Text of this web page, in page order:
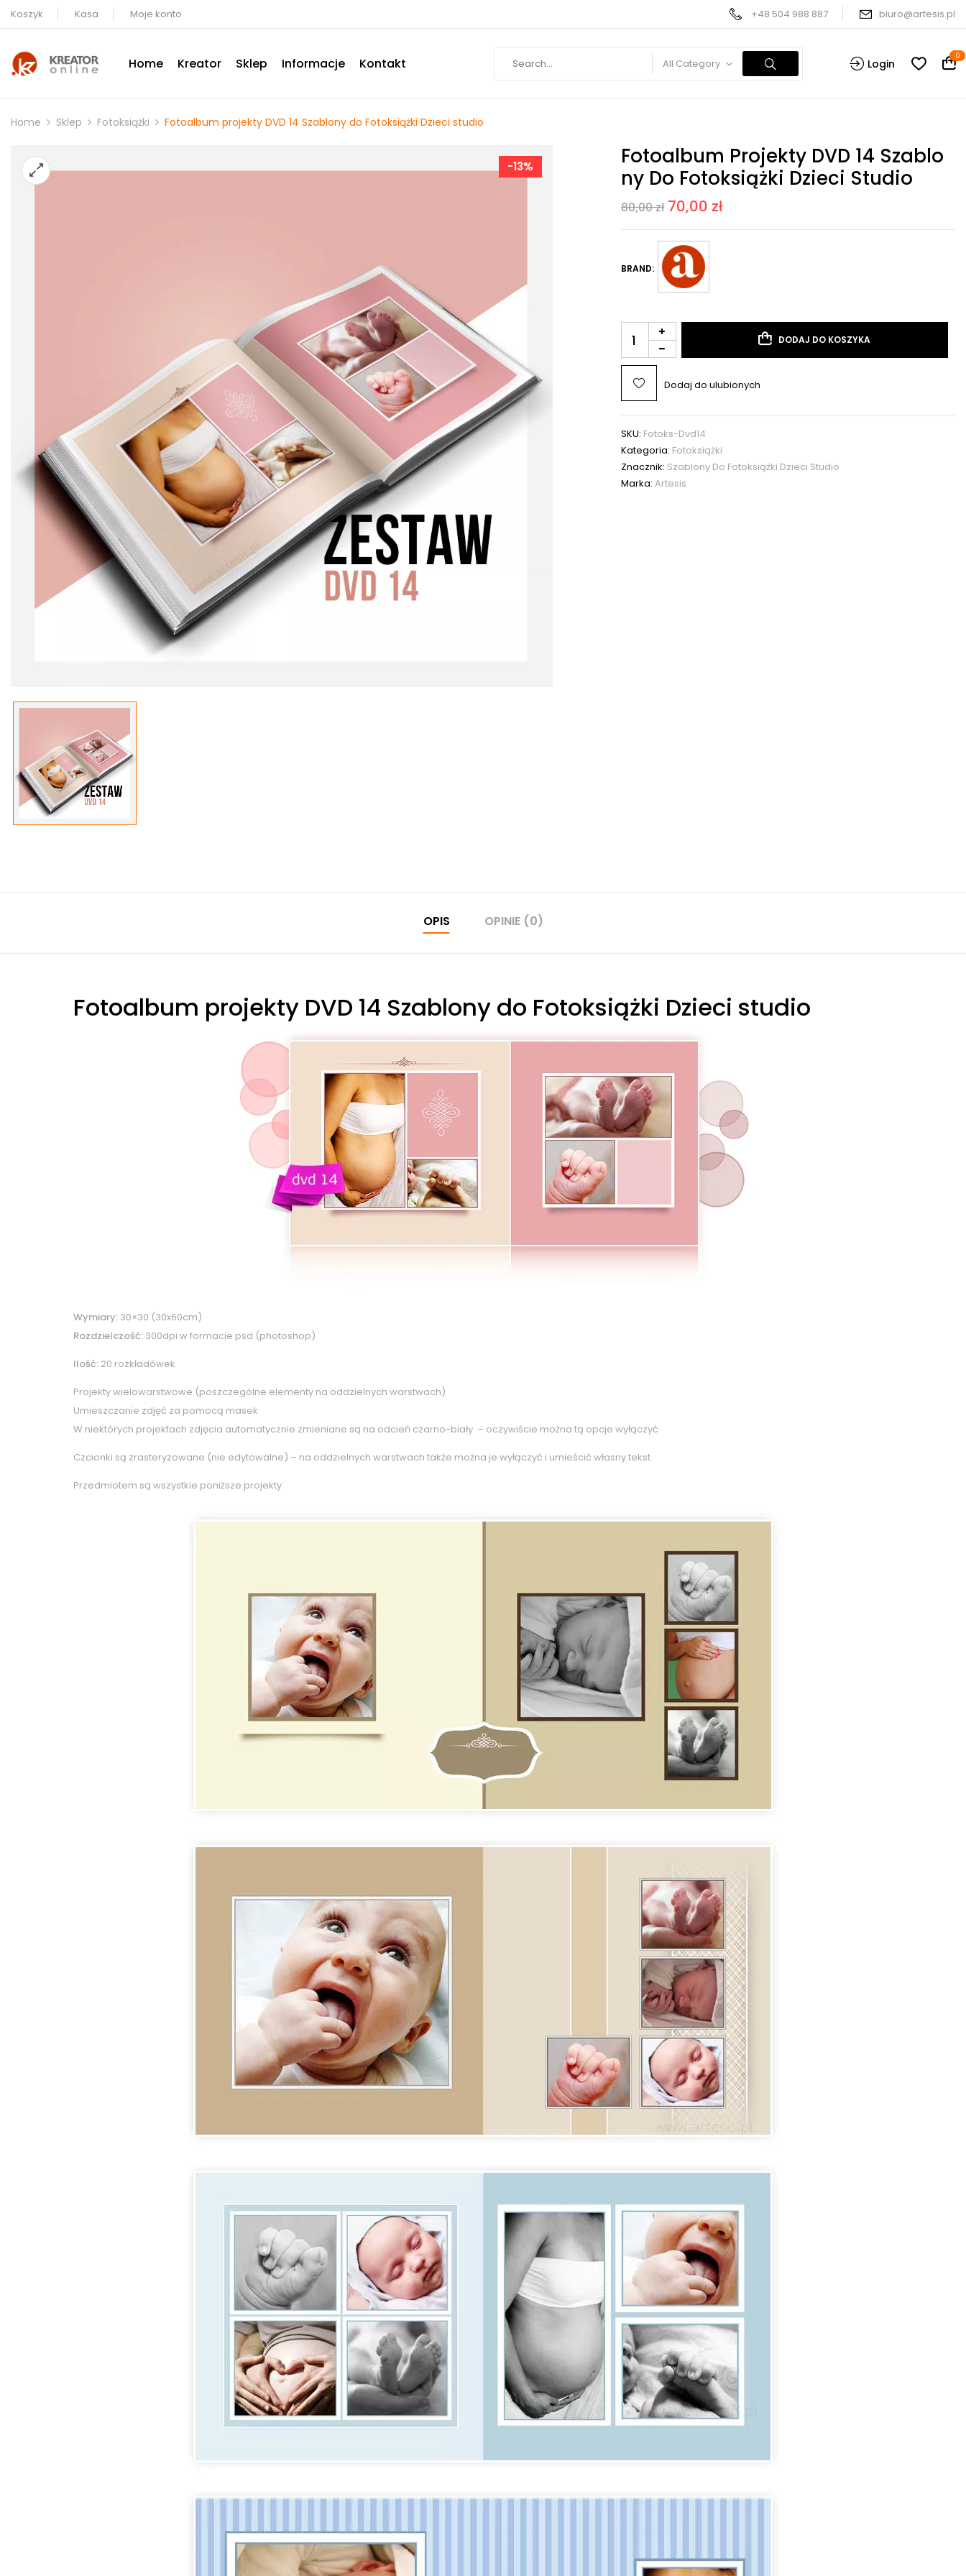
Koszyk Kasa Moje konto +48 504 988 887 biuro@artesis.pl
Home Kreator Sklep Informacje Kontakt All Category Login
0
Home Sklep Fotoksiążki Fotoalbum projekty DVD 14 Szablony do Fotoksiążki Dzieci studio
-13%
Fotoalbum Projekty DVD 14 Szablo
Ny Do Fotoksiążki Dzieci Studio
80,00zł 70,00 zł
BRAND:
DODAJ DO KOSZYKA
Dodaj do ulubionych
SKU: Fotoks-Dvd14
Kategoria: Fotoksiążki
Znacznik: Szablony Do Fotoksiążki Dzieci Studio
Marka: Artesis
OPIS OPINIE (0)
Fotoalbum projekty DVD 14 Szablony do Fotoksiążki Dzieci studio
Wymiary: 30×30 (30x60cm)
Rozdzielczość: 300dpi w formacie psd (photoshop)
Ilość: 20 rozkładówek
Projekty wielowarstwowe (poszczególne elementy na oddzielnych warstwach)
Umieszczanie zdjęć za pomocą masek
W niektórych projektach zdjęcia automatycznie zmieniane są na odcień czarno-biały – oczywiście można tą opcje wyłączyć
Czcionki są zrasteryzowane (nie edytowalne) – na oddzielnych warstwach także można je wyłączyć i umieścić własny tekst
Przedmiotem są wszystkie poniższe projekty